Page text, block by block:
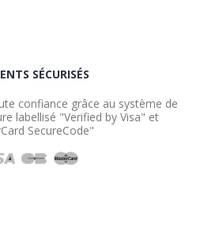
SÉCURISÉS
confiance grâce au système de
labellisé "Verified by Visa" et
SecureCode"